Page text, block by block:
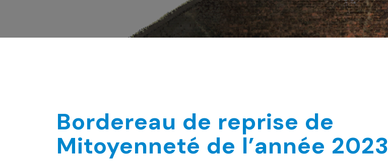
Bordereau de reprise de
Mitoyenneté de l’année 2023